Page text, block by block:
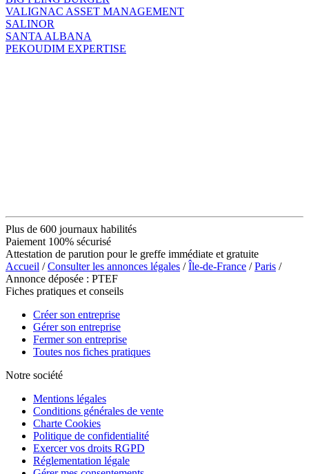
VALIGNAC ASSET MANAGEMENT
SALINOR
SANTA ALBANA
PEKOUDIM EXPERTISE
Plus de 600 journaux habilités
Paiement 100% sécurisé
Attestation de parution pour le greffe immédiate et gratuite
Accueil /Consulter les annonces légales /Île-de-France /Paris /
Annonce déposée : PTEF
Fiches pratiques et conseils
Créer son entreprise
Gérer son entreprise
Fermer son entreprise
Toutes nos fiches pratiques
Notre société
Mentions légales
Conditions générales de vente
Charte Cookies
Politique de confidentialité
Exercer vos droits RGPD
Réglementation légale